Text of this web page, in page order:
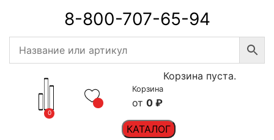
8-800-707-65-94
0
Корзина
0 ₽
Корзина пуста.
КАТАЛОГ